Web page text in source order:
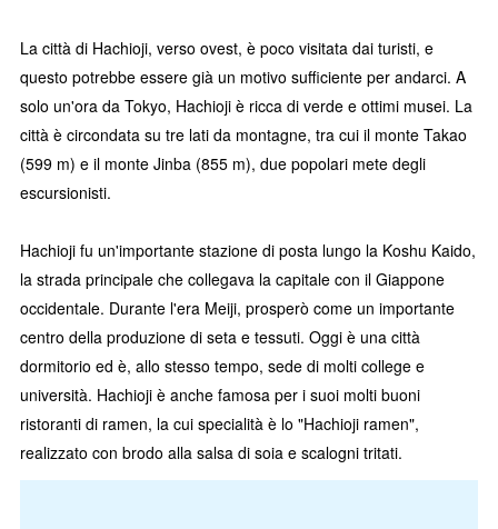
La città di Hachioji, verso ovest, è poco visitata dai turisti, e
questo potrebbe essere già un motivo sufficiente per andarci. A
solo un'ora da Tokyo, Hachioji è ricca di verde e ottimi musei. La
città è circondata su tre lati da montagne, tra cui il monte Takao
(599 m) e il monte Jinba (855 m), due popolari mete degli
escursionisti.
Hachioji fu un'importante stazione di posta lungo la Koshu Kaido,
la strada principale che collegava la capitale con il Giappone
occidentale. Durante l'era Meiji, prosperò come un importante
centro della produzione di seta e tessuti. Oggi è una città
dormitorio ed è, allo stesso tempo, sede di molti college e
università. Hachioji è anche famosa per i suoi molti buoni
ristoranti di ramen, la cui specialità è lo "Hachioji ramen",
realizzato con brodo alla salsa di soia e scalogni tritati.